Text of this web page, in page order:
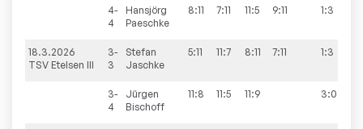
4-
4
Hansjörg
Paeschke
8:11 7:11 11:5 9:11 1:3
18.3.2026
TSV Etelsen III
3-
3
Stefan
Jaschke
5:11 11:7 8:11 7:11 1:3
3-
4
Jürgen
Bischoff
11:8 11:5 11:9 3:0